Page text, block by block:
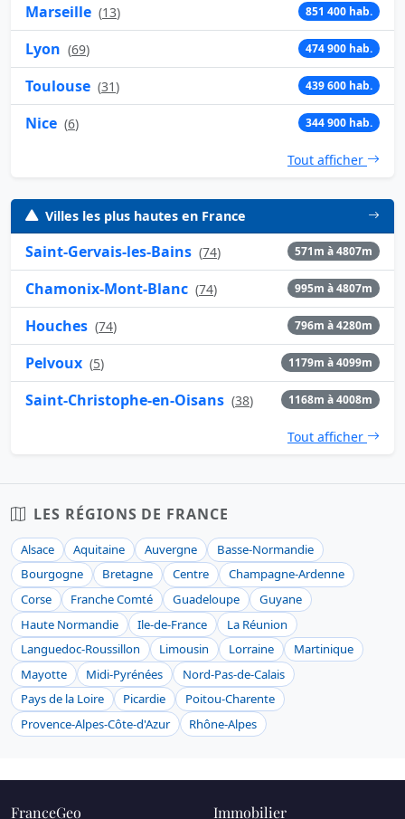
Marseille (13) 851 400 hab.
Lyon (69) 474 900 hab.
Toulouse (31) 439 600 hab.
Nice (6) 344 900 hab.
Tout afficher
Villes les plus hautes en France
Saint-Gervais-les-Bains (74) 571m à 4807m
Chamonix-Mont-Blanc (74) 995m à 4807m
Houches (74) 796m à 4280m
Pelvoux (5) 1179m à 4099m
Saint-Christophe-en-Oisans (38) 1168m à 4008m
Tout afficher
LES RÉGIONS DE FRANCE
Alsace Aquitaine Auvergne
Basse-Normandie
Bourgogne
Bretagne Centre
Champagne-Ardenne
Corse
Franche Comté Guadeloupe
Guyane
Haute Normandie
Ile-de-France
La Réunion
Languedoc-Roussillon
Limousin Lorraine
Martinique
Mayotte
Midi-Pyrénées
Nord-Pas-de-Calais
Pays de la Loire
Picardie
Poitou-Charente
Provence-Alpes-Côte-d'Azur
Rhône-Alpes
FranceGeo Immobilier